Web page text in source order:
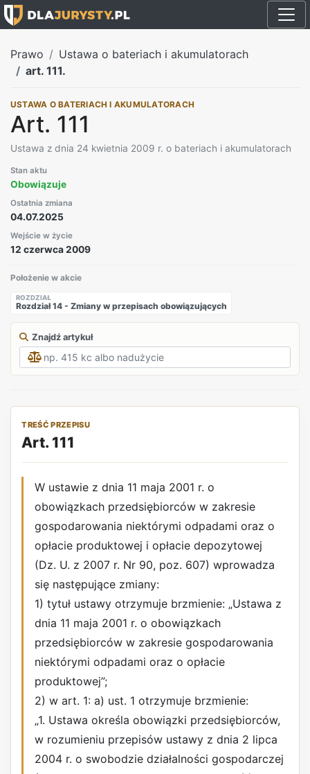
Prawo
Ustawa o bateriach i akumulatorach
art. 111.
USTAWA O BATERIACH I AKUMULATORACH
Art. 111
Ustawa z dnia 24 kwietnia 2009 r. o bateriach i akumulatorach
Stan aktu
Obowiązuje
Ostatnia zmiana
04.07.2025
Wejście w życie
12 czerwca 2009
Położenie w akcie
ROZDZIAŁ
Rozdział 14 - Zmiany w przepisach obowiązujących
Znajdź artykuł
TREŚĆ PRZEPISU
Art. 111
W ustawie z dnia 11 maja 2001 r. o
obowiązkach przedsiębiorców w zakresie
gospodarowania niektórymi odpadami oraz o
opłacie produktowej i opłacie depozytowej
(Dz. U. z 2007 r. Nr 90, poz. 607) wprowadza
się następujące zmiany:
1) tytuł ustawy otrzymuje brzmienie: „Ustawa z
dnia 11 maja 2001 r. o obowiązkach
przedsiębiorców w zakresie gospodarowania
niektórymi odpadami oraz o opłacie
produktowej”;
2) w art. 1: a) ust. 1 otrzymuje brzmienie:
„1. Ustawa określa obowiązki przedsiębiorców,
w rozumieniu przepisów ustawy z dnia 2 lipca
2004 r. o swobodzie działalności gospodarczej